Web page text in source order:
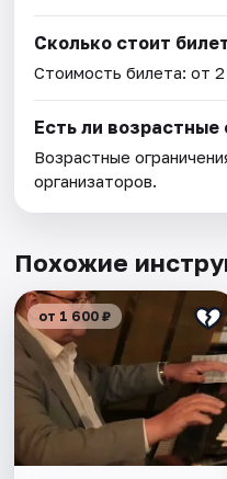
Сколько стоит
Стоимость билета: от
Есть ли возрастные
Возрастные
организаторов.
Похожие
от 1 600 ₽